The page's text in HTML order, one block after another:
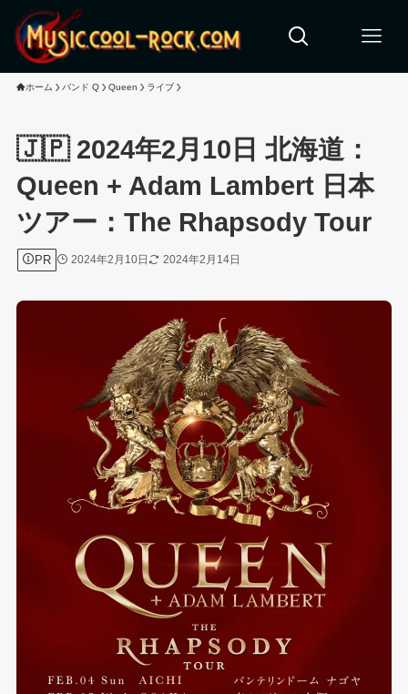
ホーム バンド Q Queen ライブ
🇯🇵 2024年2月10日 北海道：
Queen + Adam Lambert 日本
ツアー：The Rhapsody Tour
PR 2024年2月10日 2024年2月14日